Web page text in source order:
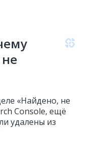
«Найдено, не
Console, ещё
удалены из